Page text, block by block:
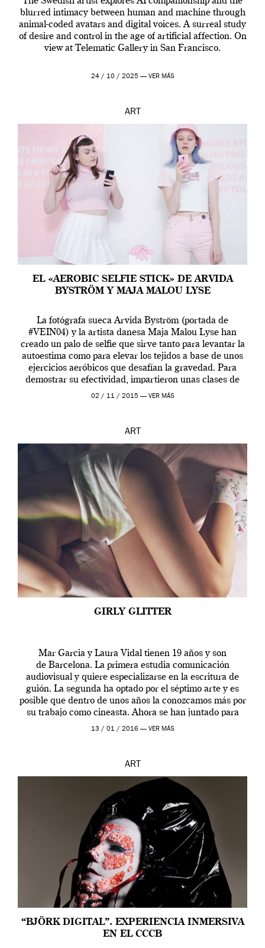
blurred intimacy between human and machine through
animal-coded avatars and digital voices. A surreal study
of desire and control in the age of artificial affection. On
view at Telematic Gallery in San Francisco.
24 / 10 / 2025 — VER MÁS
ART
EL «AEROBIC SELFIE STICK» DE ARVIDA
BYSTRÖM Y MAJA MALOU LYSE
La fotógrafa sueca Arvida Byström (portada de
#VEIN04) y la artista danesa Maja Malou Lyse han
creado un palo de selfie que sirve tanto para levantar la
autoestima como para elevar los tejidos a base de unos
ejercicios aeróbicos que desafían la gravedad. Para
demostrar su efectividad, impartieron unas clases de
prueba en el Tate […]
02 / 11 / 2015 — VER MÁS
ART
GIRLY GLITTER
Mar Garcia y Laura Vidal tienen 19 años y son
de Barcelona. La primera estudia comunicación
audiovisual y quiere especializarse en la escritura de
guión. La segunda ha optado por el séptimo arte y es
posible que dentro de unos años la conozcamos más por
su trabajo como cineasta. Ahora se han juntado para
contarnos una […]
13 / 01 / 2016 — VER MÁS
ART
“BJÖRK DIGITAL”. EXPERIENCIA INMERSIVA
EN EL CCCB